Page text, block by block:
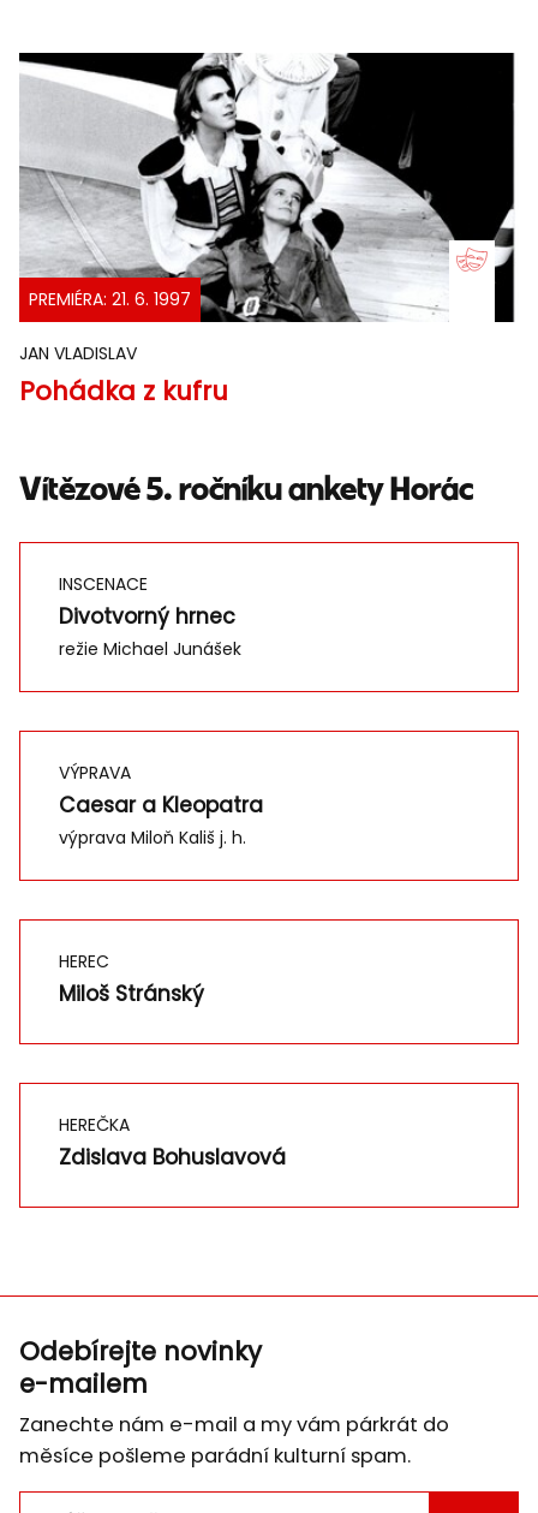
PREMIÉRA: 21. 6. 1997
JAN VLADISLAV
Pohádka z kufru
Vítězové 5. ročníku ankety Horác
INSCENACE
Divotvorný hrnec
režie Michael Junášek
VÝPRAVA
Caesar a Kleopatra
výprava Miloň Kališ j. h.
HEREC
Miloš Stránský
HEREČKA
Zdislava Bohuslavová
Odebírejte novinky
e-mailem
Zanechte nám e-mail a my vám párkrát do
měsíce pošleme parádní kulturní spam.